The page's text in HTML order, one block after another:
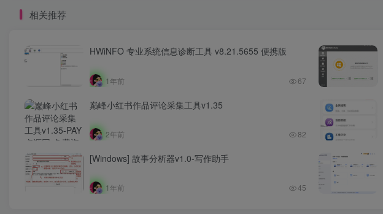
相关推荐
HWiNFO 专业系统信息诊断工具 v8.21.5655 便携版
1年前 67
巅峰小红书作品评论采集工具v1.35
2年前 82
[Windows] 故事分析器v1.0-写作助手
1年前 45